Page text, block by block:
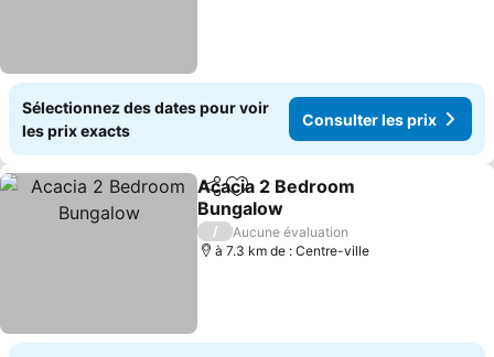
Sélectionnez des dates pour voir
les prix exacts
Consulter les prix
PartagerAjouter à mes favoris
Acacia 2 Bedroom
Bungalow
Consulter les prix
/
Aucune évaluation
à 7.3 km de : Centre-ville